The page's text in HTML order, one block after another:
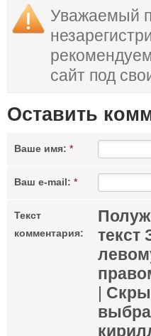
Уважаемый
сайт под
Оставить
Ваше имя: *
Ваш e-mail: *
Текст
комментария:
текст
|